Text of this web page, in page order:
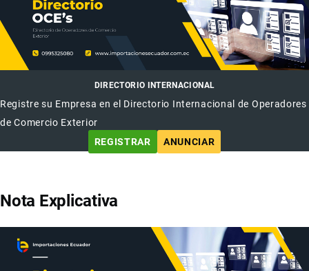
DIRECTORIO INTERNACIONAL
Registre su Empresa en el Directorio Internacional de Operadores
de Comercio Exterior
REGISTRAR
ANUNCIAR
Nota Explicativa